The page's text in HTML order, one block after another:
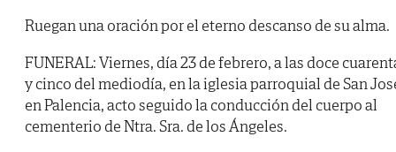
Ruegan una oración por el eterno descanso de su alma.
FUNERAL: Viernes, día 23 de febrero, a las doce
y cinco del mediodía, en la iglesia parroquial de San
en Palencia, acto seguido la conducción del cuerpo al
cementerio de Ntra. Sra. de los Ángeles.